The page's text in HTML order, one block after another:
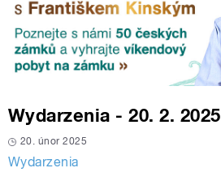
Wydarzenia - 20. 2. 2025
20. únor 2025
Wydarzenia